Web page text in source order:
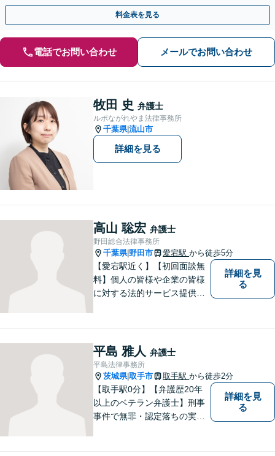
日本語が苦手な外国人のサポートに定評ありです。
料金表を見る
電話でお問い合わせ メールでお問い合わせ
牧田 史 弁護士
ルポながれやま法律事務所
千葉県|流山市
詳細を見る
高山 聡宏 弁護士
野田総合法律事務所
千葉県| 野田市 愛宕駅 から徒歩5分
【愛宕駅近く】【初回面談無
料】個人の皆様や企業の皆様
に対する法的サービス提供に
務など、幅広く対応します。
【当日／夜間／休日対応可】
お気軽にご相談ください。
詳細を見
る
平島 雅人 弁護士
平島法律事務所
茨城県|取手市 取手駅 から徒歩2分
【取手駅0分】【弁護歴20年
以上のベテラン弁護士】刑事
事件で無罪・認定落ちの実績
詳細を見
る